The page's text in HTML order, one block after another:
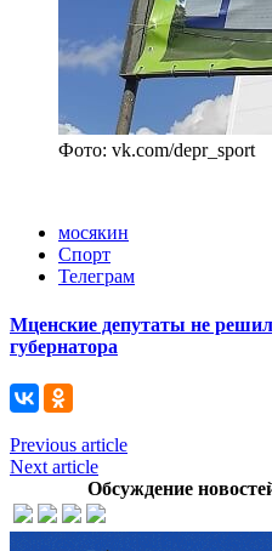
Фото: vk.com/depr_sport
мосякин
Спорт
Телеграм
Мценские депутаты не
губернатора
Previous article
Next article
Обсуждение